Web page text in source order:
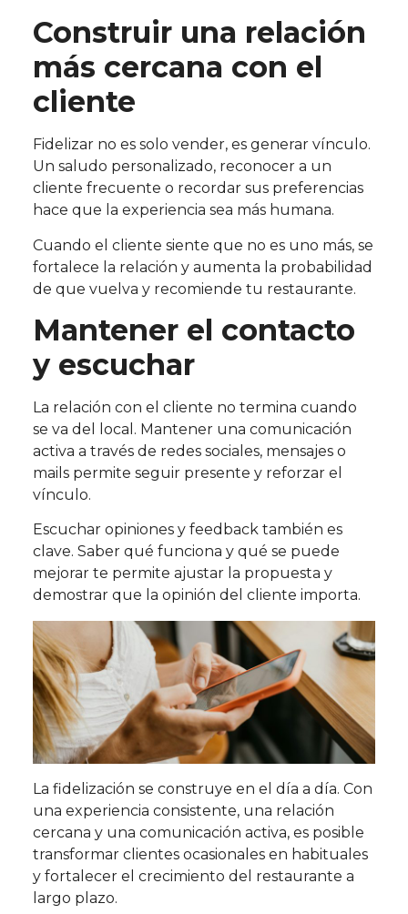
Construir una relación
más cercana con el
cliente
Fidelizar no es solo vender, es generar vínculo.
Un saludo personalizado, reconocer a un
cliente frecuente o recordar sus preferencias
hace que la experiencia sea más humana.
Cuando el cliente siente que no es uno más, se
fortalece la relación y aumenta la probabilidad
de que vuelva y recomiende tu restaurante.
Mantener el contacto
y escuchar
La relación con el cliente no termina cuando
se va del local. Mantener una comunicación
activa a través de redes sociales, mensajes o
mails permite seguir presente y reforzar el
vínculo.
Escuchar opiniones y feedback también es
clave. Saber qué funciona y qué se puede
mejorar te permite ajustar la propuesta y
demostrar que la opinión del cliente importa.
La fidelización se construye en el día a día. Con
una experiencia consistente, una relación
cercana y una comunicación activa, es posible
transformar clientes ocasionales en habituales
y fortalecer el crecimiento del restaurante a
largo plazo.